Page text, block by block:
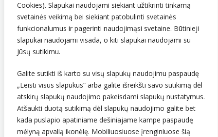
Cookies). Slapukai naudojami siekiant užtikrinti tinkamą
svetainės veikimą bei siekiant patobulinti svetainės
funkcionalumus ir pagerinti naudojimąsi svetaine. Būtinieji
slapukai naudojami visada, o kiti slapukai naudojami su
Jūsų sutikimu.
Galite sutikti iš karto su visų slapukų naudojimu paspaudę
„Leisti visus slapukus“ arba galite išreikšti savo sutikimą dėl
atskirų slapukų naudojimo pakeisdami slapukų nustatymus.
Atšaukti duotą sutikimą dėl slapukų naudojimo galite bet
kada puslapio apatiniame dešiniajame kampe paspaudę
mėlyną apvalią ikonėlę. Mobiliuosiuose įrenginiuose šią
Sekite mus